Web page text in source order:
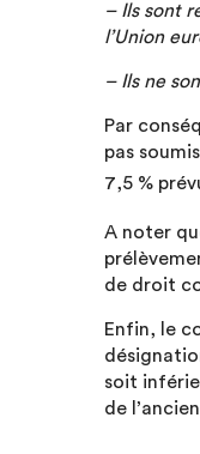
– Ils sont
l’Union
– Ils ne
Par
pas
7,5 %
A noter
de droit
Enfin, le
soit
de